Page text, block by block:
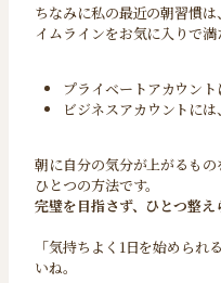
ちなみに私の最近の朝習慣
イムラインをお気に入りで満
プライベートアカウン
ビジネスアカウントに
朝に自分の気分が上がるも
ひとつの方法です。
完璧を目指さず、ひとつ整え
「気持ちよく1日を始められ
いね。